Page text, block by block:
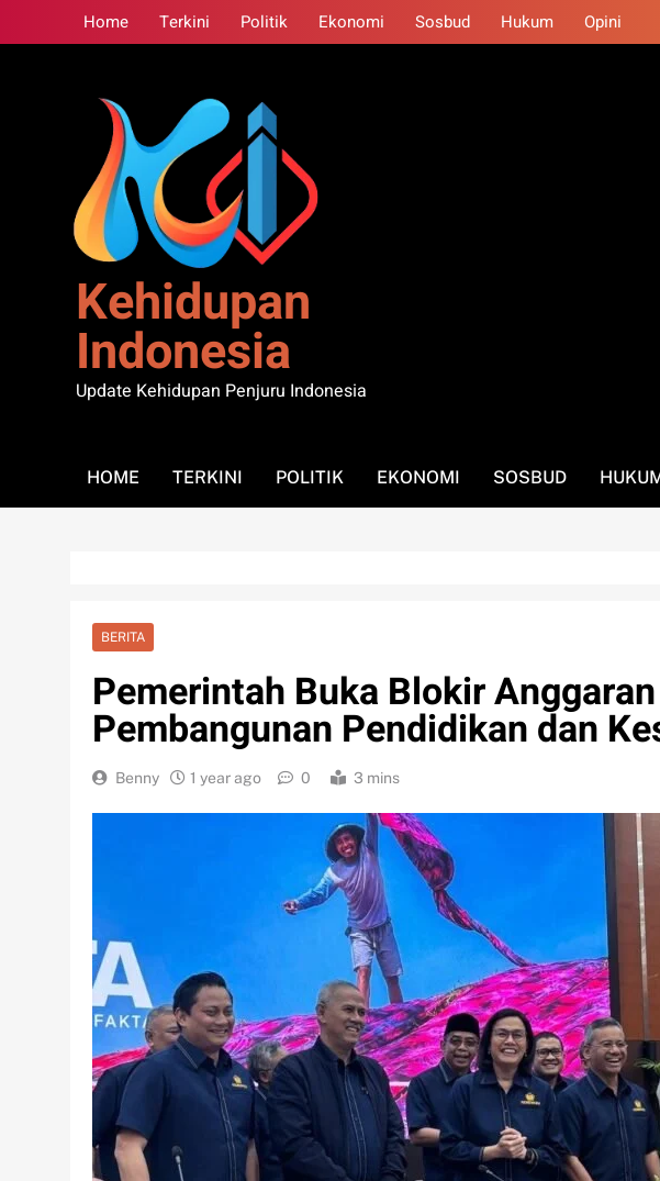
to
Home Terkini Politik Ekonomi Sosbud Hukum Opini
Kehidupan
Indonesia
Update Kehidupan Penjuru Indonesia
HOME TERKINI POLITIK EKONOMI SOSBUD
BERITA
Pemerintah Buka Blokir
Pembangunan Pendidikan dan
Benny 1 year ago 0 3 mins